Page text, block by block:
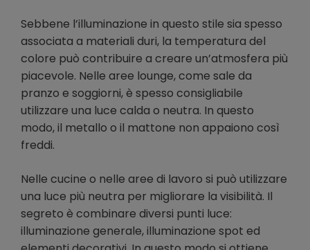
Sebbene l’illuminazione in questo stile sia spesso
associata a materiali duri, la temperatura del
colore può contribuire a creare un’atmosfera più
piacevole. Nelle aree lounge, come sale da
pranzo e soggiorni, è spesso consigliabile
utilizzare una luce calda o neutra. In questo
modo, il metallo o il mattone non appaiono così
freddi.
Nelle cucine o nelle aree di lavoro si può utilizzare
una luce più neutra per migliorare la visibilità. Il
segreto è combinare diversi punti luce:
illuminazione generale, illuminazione spot ed